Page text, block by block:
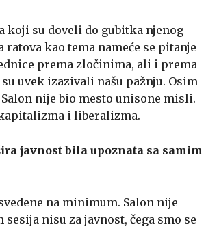
koji su doveli do gubitka njenog
kao tema nameće se pitanje
prema zločinima, ali i prema
uvek izazivali našu pažnju. Osim
nije bio mesto unisone misli.
i liberalizma.
javnost bila upoznata sa samim
na minimum. Salon nije
nisu za javnost, čega smo se